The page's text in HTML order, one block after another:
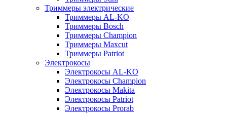
Триммеры электрические
Триммеры AL-KO
Триммеры Bosch
Триммеры Champion
Триммеры Maxcut
Триммеры Patriot
Электрокосы
Электрокосы AL-KO
Электрокосы Champion
Электрокосы Makita
Электрокосы Patriot
Электрокосы Prorab